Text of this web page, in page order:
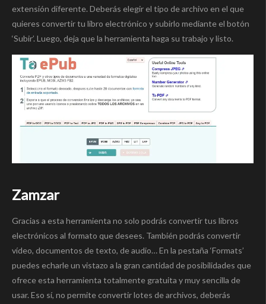
extensión diferente. Deberás elegir el tipo de archivo en el que
quieres convertir tu libro electrónico y subirlo mediante el botón
‘Subir’. Luego, deja que la herramienta haga su trabajo y listo.
Zamzar
Gracias a esta herramienta no solo podrás convertir tus libros
electrónicos al formato que desees. También podrás convertir
vídeo, documentos de texto, de audio… En la pestaña ‘Formats’
puedes echarle un vistazo a la gran cantidad de posibilidades que
ofrece esta herramienta totalmente gratuita y muy sencilla de
usar. Eso sí, no permite convertir lotes de archivos, deberás